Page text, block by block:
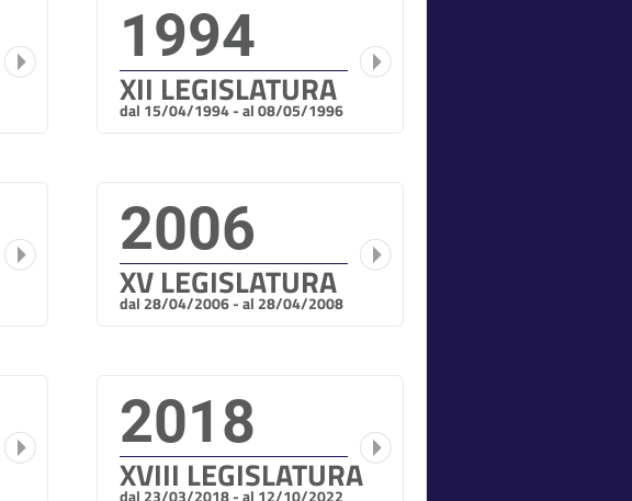
1994
XII LEGISLATURA
dal 15/04/1994 - al 08/05/1996
2006
XV LEGISLATURA
dal 28/04/2006 - al 28/04/2008
2018
XVIII LEGISLATURA
dal 23/03/2018 - al 12/10/2022